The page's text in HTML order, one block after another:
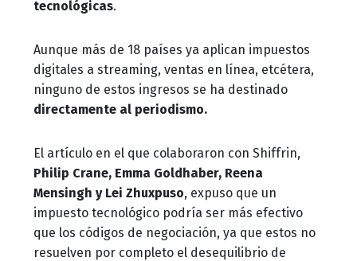
tecnológicas.
Aunque más de 18 países ya aplican impuestos
digitales a streaming, ventas en línea, etcétera,
ninguno de estos ingresos se ha destinado
directamente al periodismo.
El artículo en el que colaboraron con Shiffrin,
Philip Crane, Emma Goldhaber, Reena
Mensingh y Lei Zhuxpuso, expuso que un
impuesto tecnológico podría ser más efectivo
que los códigos de negociación, ya que estos no
resuelven por completo el desequilibrio de